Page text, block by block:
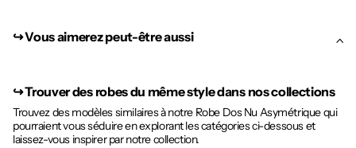
↪︎ Vous aimerez peut-être aussi
↪︎Trouver des robes du même style dans nos collections
Trouvez des modèles similaires à notre Robe Dos Nu Asymétrique qui
pourraient vous séduire en explorant les catégories ci-dessous et
laissez-vous inspirer par notre collection.